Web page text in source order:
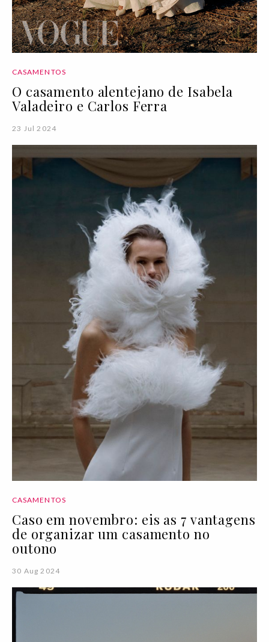
CASAMENTOS
O casamento alentejano de Isabela
Valadeiro e Carlos Ferra
23 Jul 2024
CASAMENTOS
Caso em novembro: eis as 7 vantagens
de organizar um casamento no
outono
30 Aug 2024